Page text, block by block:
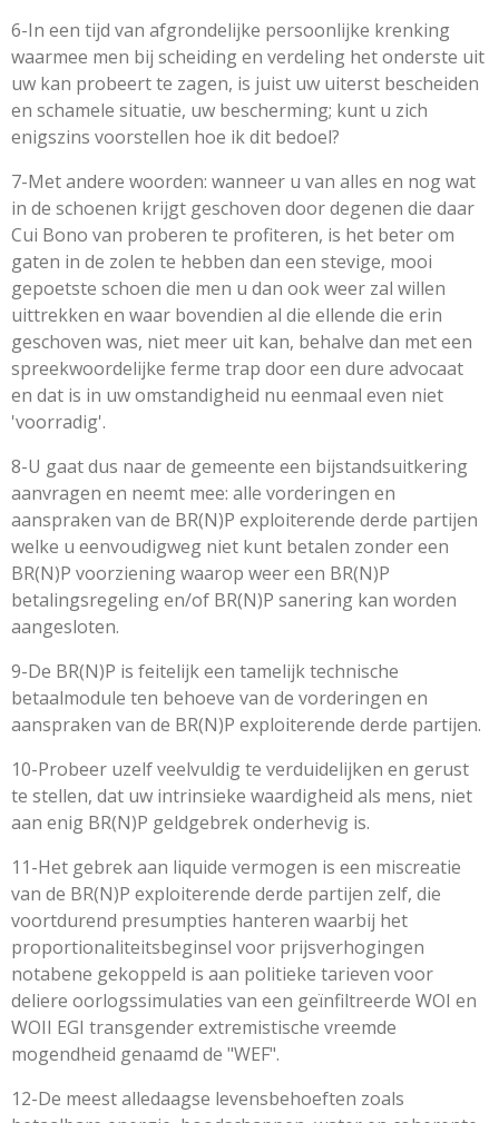
6-In een tijd van afgrondelijke persoonlijke krenking
waarmee men bij scheiding en verdeling het onderste uit
uw kan probeert te zagen, is juist uw uiterst bescheiden
en schamele situatie, uw bescherming; kunt u zich
enigszins voorstellen hoe ik dit bedoel?
7-Met andere woorden: wanneer u van alles en nog wat
in de schoenen krijgt geschoven door degenen die daar
Cui Bono van proberen te profiteren, is het beter om
gaten in de zolen te hebben dan een stevige, mooi
gepoetste schoen die men u dan ook weer zal willen
uittrekken en waar bovendien al die ellende die erin
geschoven was, niet meer uit kan, behalve dan met een
spreekwoordelijke ferme trap door een dure advocaat
en dat is in uw omstandigheid nu eenmaal even niet
'voorradig'.
8-U gaat dus naar de gemeente een bijstandsuitkering
aanvragen en neemt mee: alle vorderingen en
aanspraken van de BR(N)P exploiterende derde partijen
welke u eenvoudigweg niet kunt betalen zonder een
BR(N)P voorziening waarop weer een BR(N)P
betalingsregeling en/of BR(N)P sanering kan worden
aangesloten.
9-De BR(N)P is feitelijk een tamelijk technische
betaalmodule ten behoeve van de vorderingen en
aanspraken van de BR(N)P exploiterende derde partijen.
10-Probeer uzelf veelvuldig te verduidelijken en gerust
te stellen, dat uw intrinsieke waardigheid als mens, niet
aan enig BR(N)P geldgebrek onderhevig is.
11-Het gebrek aan liquide vermogen is een miscreatie
van de BR(N)P exploiterende derde partijen zelf, die
voortdurend presumpties hanteren waarbij het
proportionaliteitsbeginsel voor prijsverhogingen
notabene gekoppeld is aan politieke tarieven voor
deliere oorlogssimulaties van een geïnfiltreerde WOI en
WOII EGI transgender extremistische vreemde
mogendheid genaamd de "WEF".
12-De meest alledaagse levensbehoeften zoals